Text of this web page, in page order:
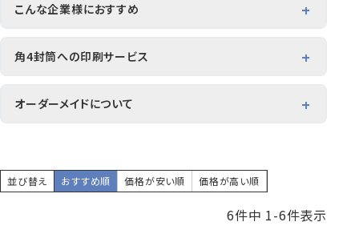
お悔み用
年賀はがき・
カレンダー 領収書 のし紙・のし袋
返信用封筒 洋4タテ封筒
洋5タテ封筒
A5縦2つ折
95×217
洋6タテ封筒
B5横3つ折
98×190
給与明細用封筒
紙製クリアファイル印刷サービス
無駄のないサイズでコンパクトに発送できる
こんな企業様におすすめ
学校・教育機関などB5資料を扱う企業様
角4封筒への印刷サービス
ビスも承っております。オンデマンド印刷機によるモノクロま
オーダーメイドについて
▶ オーダーメイドのお問い合わせはこちら
並び替え おすすめ順 価格が安い順 価格が高い順
6件中 1-6件表示